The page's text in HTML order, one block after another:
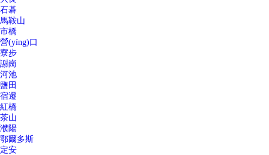
石碁
馬鞍山
市橋
營(yíng)口
寮步
謝崗
河池
鹽田
宿遷
紅橋
茶山
濮陽
鄂爾多斯
定安